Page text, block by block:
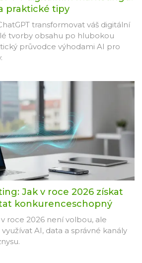
praktické tipy
transformovat váš digitální
tvorby obsahu po hlubokou
průvodce výhodami AI pro
Jak v roce 2026 získat
konkurenceschopný
roce 2026 není volbou, ale
AI, data a správné kanály